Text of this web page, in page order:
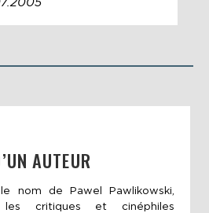
AUTEUR
nom de Pawel Pawlikowski,
critiques et cinéphiles